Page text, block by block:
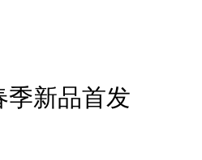
季新品首发